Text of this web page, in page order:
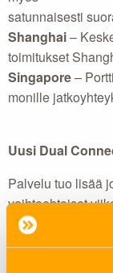
satunnaisesti
Shanghai–
toimitukset
Singapore–
monille
Uusi Dual
Palvelu tuo lisää
vaihtoehtoiset
kohteeseen: